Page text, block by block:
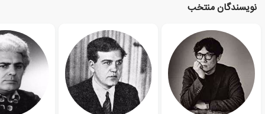
نویسندگان منتخب